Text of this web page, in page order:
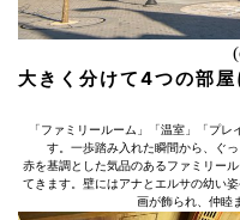
大きく分けて4つの部
「ファミリールーム」「温室」「プ
す。一歩踏み入れた瞬間から、ぐ
赤を基調とした気品のあるファミリー
てきます。壁にはアナとエルサの幼い
画が飾られ、仲睦